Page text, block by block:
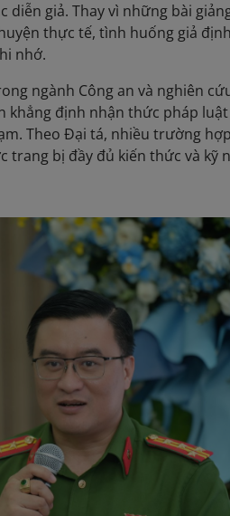
giả. Thay vì những bài
thực tế, tình huống giả
nhớ.
ngành Công an và nghiên
khẳng định nhận thức pháp
Theo Đại tá, nhiều trường
bị đầy đủ kiến thức và kỹ